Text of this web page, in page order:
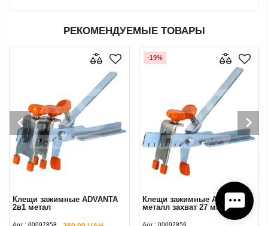
РЕКОМЕНДУЕМЫЕ ТОВАРЫ
Клещи зажимные ADVANTA
2в1 метал
Арт.: 00097858
-19%
Клещи зажимные Адванта
металл захват 27 мм
Арт.: 00097859